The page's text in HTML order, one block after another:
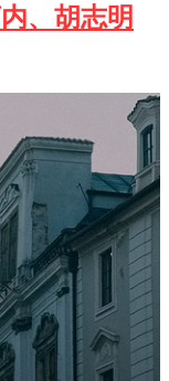
、胡志明